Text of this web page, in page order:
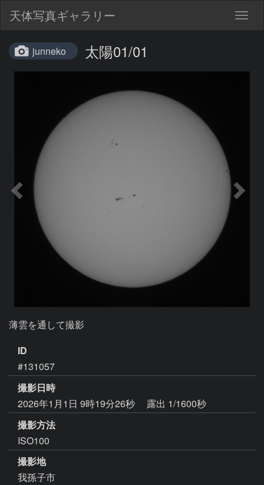
天体写真ギャラリー
junneko 太陽01/01
薄雲を通して撮影
ID
#131057
撮影日時
2026年1月1日 9時19分26秒
露出 1/1600秒
撮影方法
ISO100
撮影地
我孫子市